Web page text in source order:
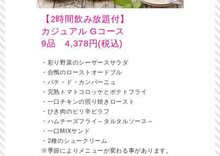
【2時間飲み放題付】
カジュアル Gコース
9品 4,378円(税込)
・彩り野菜のシーザースサラダ
・合鴨のローストオードブル
・パテ・ド・カンパーニュ
・完熟トマトコロッケとポテトフライ
・一口チキンの照り焼きロースト
・ひき肉のピリ辛ピラフ
・ハムチーズフライ～タルタルソース～
・一口MIXサンド
・2種のシュークリーム
※季節によりメニューが変わる事があります。